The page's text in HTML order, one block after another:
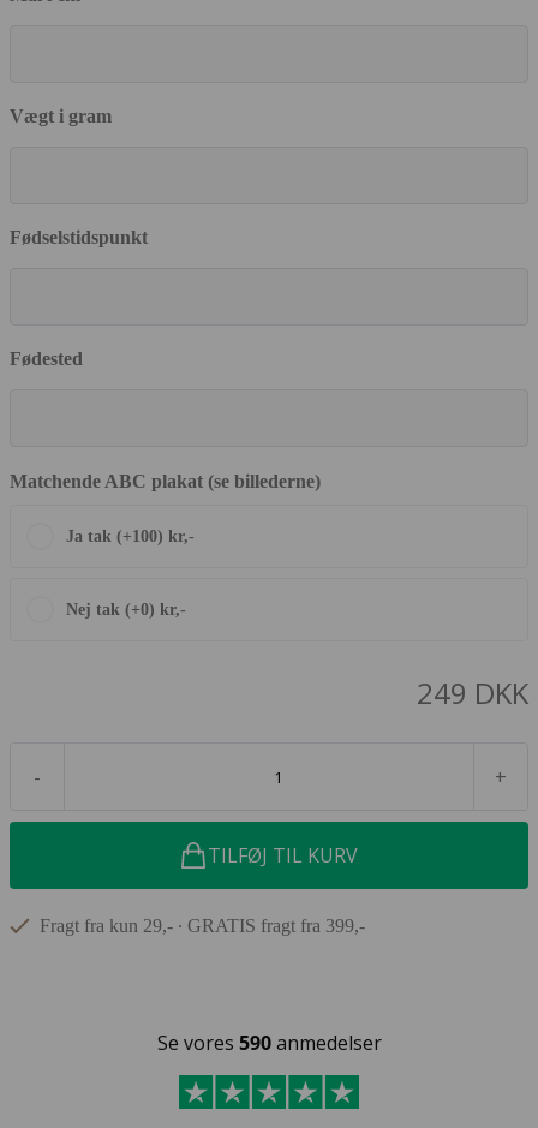
- +
TILFØJ TIL KURV
Vægt i gram
Fødselstidspunkt
Fødested
Matchende ABC plakat (se billederne)
Ja tak (+100) kr,-
Nej tak (+0) kr,-
249 DKK
Fragt fra kun 29,- ∙ GRATIS fragt fra 399,-
Se vores 590anmedelser